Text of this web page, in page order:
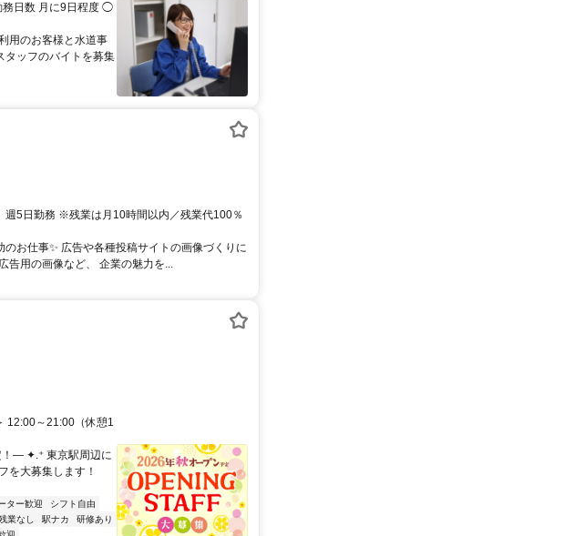
日数 月に9日程度 ◯
用のお客様と水道事
タッフのバイトを募集
5日勤務 ※残業は月10時間以内／残業代100％
お仕事✨ 広告や各種投稿サイトの画像づくりに
用の画像など、 企業の魅力を...
12:00～21:00（休憩1
✦.⁺ 東京駅周辺に
を大募集します！
ター歓迎
シフト自由
業なし 駅ナカ
研修あり